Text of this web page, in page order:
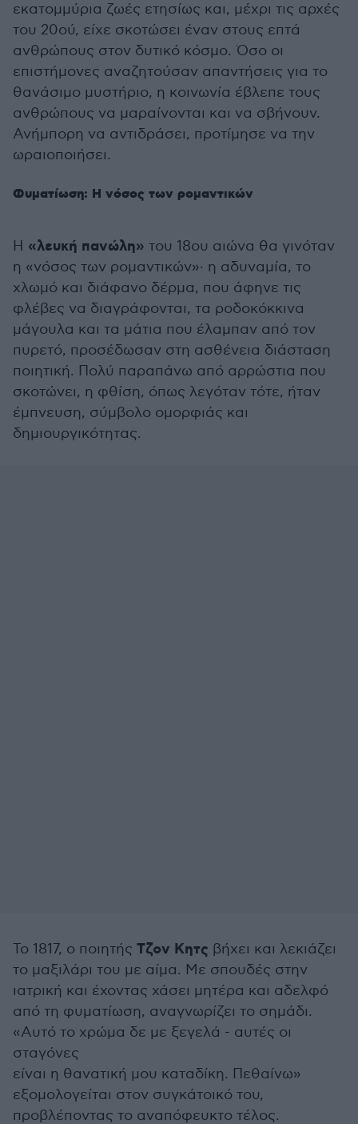
εκατομμύρια ζωές ετησίως και, μέχρι τις αρχές
του 20ού, είχε σκοτώσει έναν στους επτά
ανθρώπους στον δυτικό κόσμο. Όσο οι
επιστήμονες αναζητούσαν απαντήσεις για το
θανάσιμο μυστήριο, η κοινωνία έβλεπε τους
ανθρώπους να μαραίνονται και να σβήνουν.
Ανήμπορη να αντιδράσει, προτίμησε να την
ωραιοποιήσει.
Φυματίωση: Η νόσος των ρομαντικών
Η «λευκή πανώλη» του 18ου αιώνα θα γινόταν
η «νόσος των ρομαντικών»· η αδυναμία, το
χλωμό και διάφανο δέρμα, που άφηνε τις
φλέβες να διαγράφονται, τα ροδοκόκκινα
μάγουλα και τα μάτια που έλαμπαν από τον
πυρετό, προσέδωσαν στη ασθένεια διάσταση
ποιητική. Πολύ παραπάνω από αρρώστια που
σκοτώνει, η φθίση, όπως λεγόταν τότε, ήταν
έμπνευση, σύμβολο ομορφιάς και
δημιουργικότητας.
Το 1817, ο ποιητής Τζον Κητς βήχει και λεκιάζει
το μαξιλάρι του με αίμα. Με σπουδές στην
ιατρική και έχοντας χάσει μητέρα και αδελφό
από τη φυματίωση, αναγνωρίζει το σημάδι.
«Αυτό το χρώμα δε με ξεγελά - αυτές οι
σταγόνες
είναι η θανατική μου καταδίκη. Πεθαίνω»
εξομολογείται στον συγκάτοικό του,
προβλέποντας το αναπόφευκτο τέλος.